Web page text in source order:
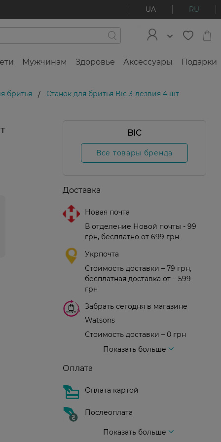
UA RU
Мужчинам Здоровье Аксессуары Подарки
бритья / Станок для бритья Bic 3-лезвия 4 шт
BIC
Все товары бренда
Доставка
Новая почта
В отделение Новой почты - 99
грн, бесплатно от 699 грн
Укрпочта
Стоимость доставки – 79 грн,
бесплатная доставка от – 599
грн
Забрать сегодня в магазине
Watsons
Стоимость доставки – 0 грн
Показать больше
Оплата
Оплата картой
Послеоплата
Показать больше